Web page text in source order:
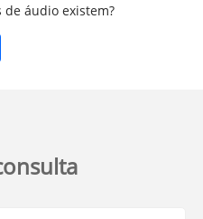
áudio existem?